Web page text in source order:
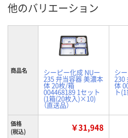
他のバリエーション
商品名 シーピー化成 NUー
235 弁当容器 美濃本
体 20枚/箱
004468189 1セット
(1箱(20枚入)×10)
（直送品）
シ
230
体
ト
価格
(税込)
￥31,948